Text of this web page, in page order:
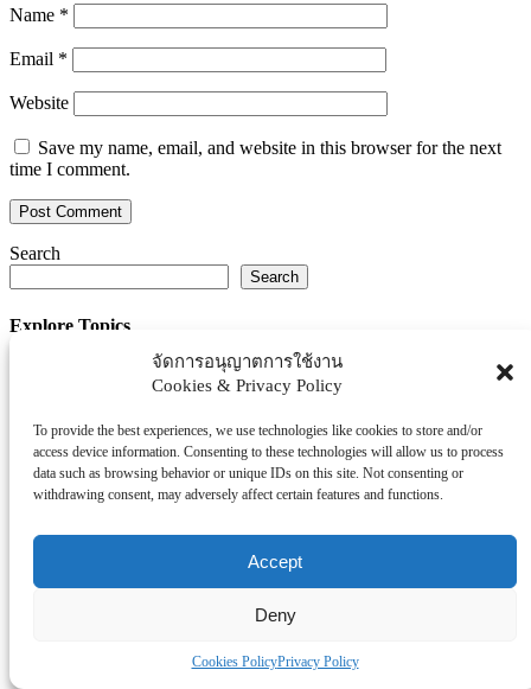
จัดการอนุญาตการใช้งาน
Cookies & Privacy Policy
To provide the best experiences, we use technologies like cookies to store and/or
access device information. Consenting to these technologies will allow us to process
data such as browsing behavior or unique IDs on this site. Not consenting or
withdrawing consent, may adversely affect certain features and functions.
Accept
Deny
Cookies PolicyPrivacy Policy
Name *
Email *
Website
Save my name, email, and website in this browser for the next
time I comment.
Search
Search
Explore Topics
Thaiworldtoday
Uncategorized
ธุรกิจ/ประกัน/การเงิน
บันเทิง/กีฬา
ภาครัฐ/ราชการ
ยานยนต์
โรงแรม/ท่องเที่ยว/อาหาร
Tag Clouds